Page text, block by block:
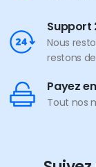
Support
Nous
restons
Payez
Tout nos